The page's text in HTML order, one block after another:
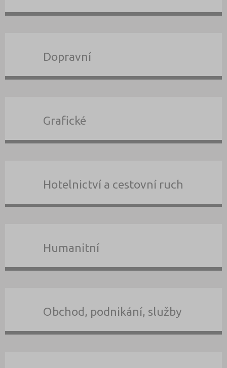
Dopravní
Grafické
Hotelnictví a cestovní ruch
Humanitní
Obchod, podnikání, služby